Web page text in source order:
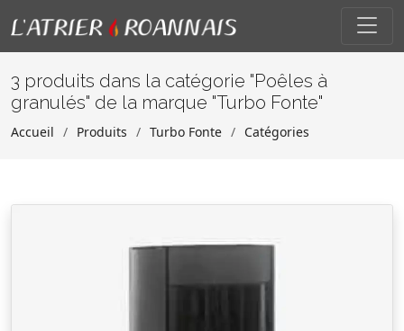
3 produits dans la catégorie "Poêles à
granulés" de la marque "Turbo Fonte"
Accueil Produits Turbo Fonte Catégories